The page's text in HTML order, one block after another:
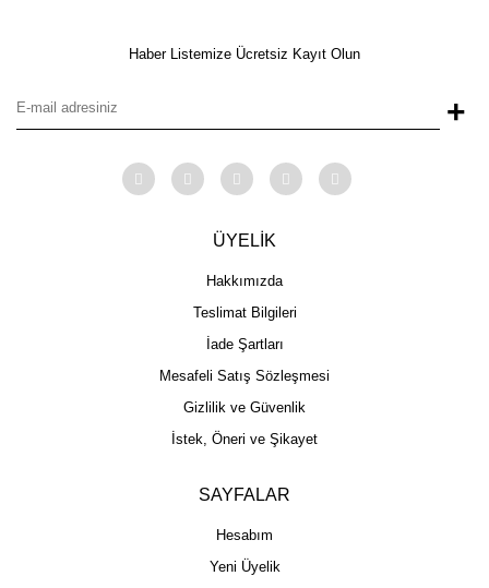
Haber Listemize Ücretsiz Kayıt Olun
+
ÜYELİK
Hakkımızda
Teslimat Bilgileri
İade Şartları
Mesafeli Satış Sözleşmesi
Gizlilik ve Güvenlik
İstek, Öneri ve Şikayet
SAYFALAR
Hesabım
Yeni Üyelik